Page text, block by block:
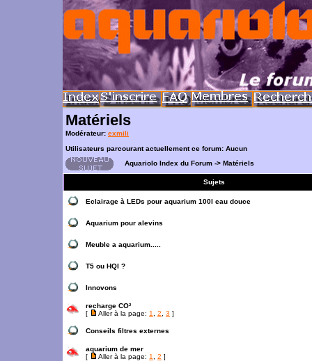
Matériels
Modérateur: exmili
Utilisateurs parcourant actuellement ce forum: Aucun
Aquariolo Index du Forum -> Matériels
Sujets
Eclairage à LEDs pour aquarium 100l eau douce
Aquarium pour alevins
Meuble a aquarium.....
T5 ou HQI ?
Innovons
recharge CO²
[
Aller à la page: 1 2 3 ]
Conseils filtres externes
aquarium de mer
[
Aller à la page: 1 2 ]